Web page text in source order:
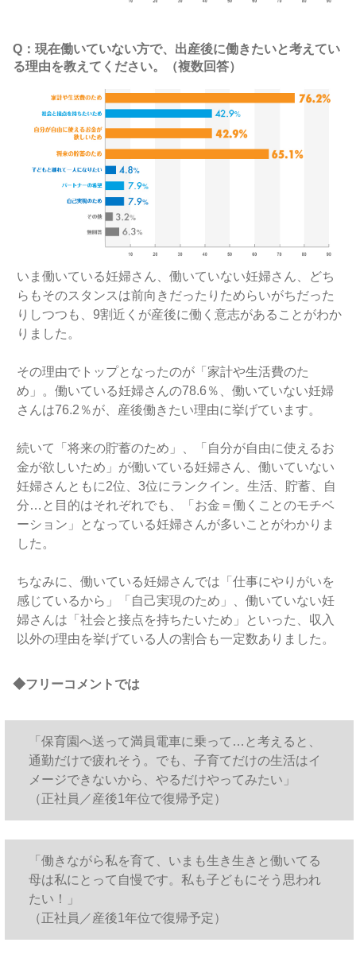
Q：現在働いていない方で、出産後に働きたいと考えてい
る理由を教えてください。（複数回答）
いま働いている妊婦さん、働いていない妊婦さん、どち
らもそのスタンスは前向きだったりためらいがちだった
りしつつも、9割近くが産後に働く意志があることがわか
りました。
その理由でトップとなったのが「家計や生活費のた
め」。働いている妊婦さんの78.6％、働いていない妊婦
さんは76.2％が、産後働きたい理由に挙げています。
続いて「将来の貯蓄のため」、「自分が自由に使えるお
金が欲しいため」が働いている妊婦さん、働いていない
妊婦さんともに2位、3位にランクイン。生活、貯蓄、自
分…と目的はそれぞれでも、「お金＝働くことのモチベ
ーション」となっている妊婦さんが多いことがわかりま
した。
ちなみに、働いている妊婦さんでは「仕事にやりがいを
感じているから」「自己実現のため」、働いていない妊
婦さんは「社会と接点を持ちたいため」といった、収入
以外の理由を挙げている人の割合も一定数ありました。
◆フリーコメントでは
「保育園へ送って満員電車に乗って…と考えると、
通勤だけで疲れそう。でも、子育てだけの生活はイ
メージできないから、やるだけやってみたい」
（正社員／産後1年位で復帰予定）
「働きながら私を育て、いまも生き生きと働いてる
母は私にとって自慢です。私も子どもにそう思われ
たい！」
（正社員／産後1年位で復帰予定）